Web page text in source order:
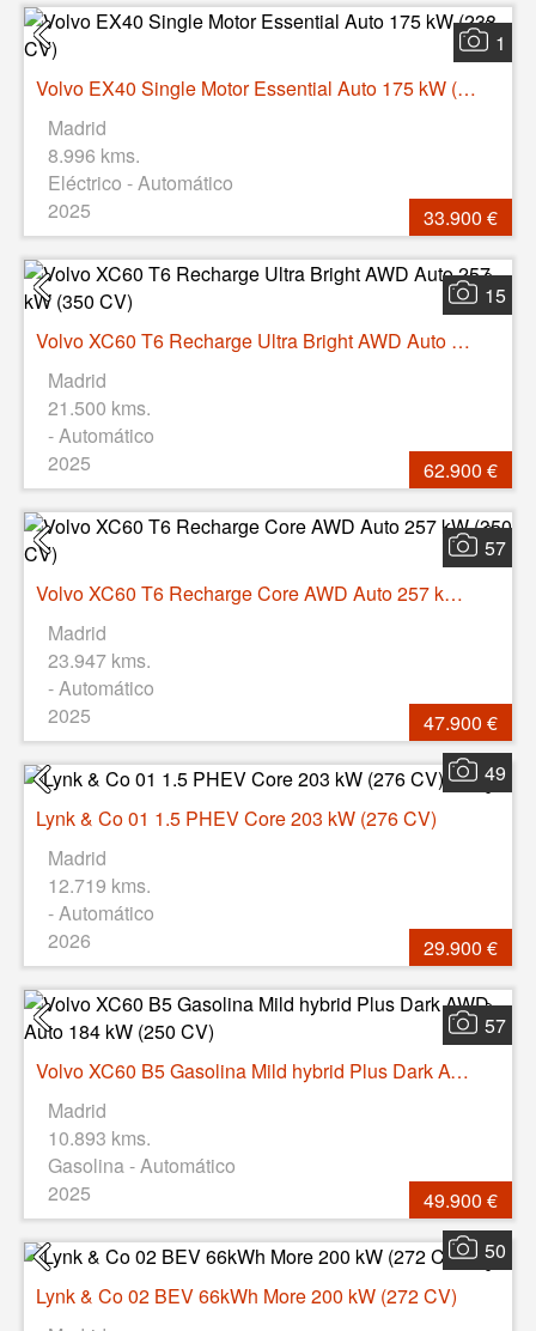
1
Volvo EX40 Single Motor Essential Auto 175 kW (238 CV)
Madrid
8.996 kms.
Eléctrico - Automático
2025
33.900 €
15
Volvo XC60 T6 Recharge Ultra Bright AWD Auto 257 kW (350 CV)
Madrid
21.500 kms.
- Automático
2025
62.900 €
57
Volvo XC60 T6 Recharge Core AWD Auto 257 kW (350 CV)
Madrid
23.947 kms.
- Automático
2025
47.900 €
49
Lynk & Co 01 1.5 PHEV Core 203 kW (276 CV)
Madrid
12.719 kms.
- Automático
2026
29.900 €
57
Volvo XC60 B5 Gasolina Mild hybrid Plus Dark AWD Auto 184 kW (250 CV)
Madrid
10.893 kms.
Gasolina - Automático
2025
49.900 €
50
Lynk & Co 02 BEV 66kWh More 200 kW (272 CV)